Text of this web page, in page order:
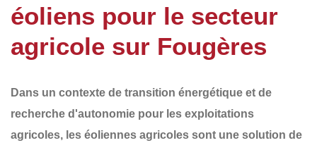
éoliens pour le secteur
agricole sur Fougères
Dans un contexte de transition énergétique et de
recherche d'autonomie pour les exploitations
agricoles, les éoliennes agricoles sont une solution de